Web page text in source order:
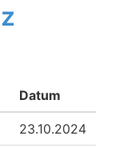
Datum
23.10.2024